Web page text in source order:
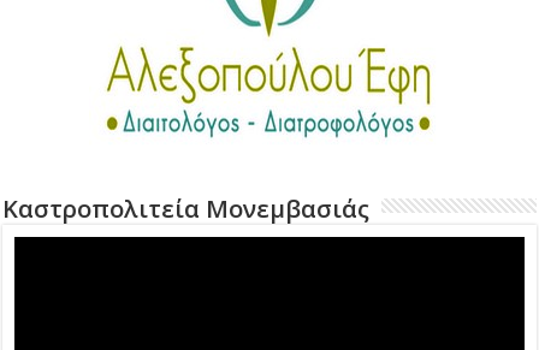
Καστροπολιτεία Μονεμβασιάς